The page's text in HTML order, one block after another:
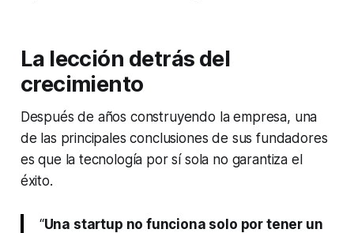
La lección detrás del
crecimiento
Después de años construyendo la empresa, una
de las principales conclusiones de sus fundadores
es que la tecnología por sí sola no garantiza el
éxito.
“Una startup no funciona solo por tener un